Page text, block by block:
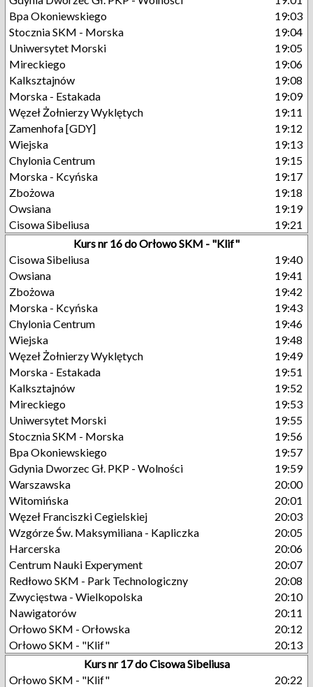
Bpa Okoniewskiego
19:03
Stocznia SKM - Morska
19:04
Uniwersytet Morski
19:05
Mireckiego
19:06
Kalksztajnów
19:08
Morska - Estakada
19:09
Węzeł Żołnierzy Wyklętych
19:11
Zamenhofa [GDY]
19:12
Wiejska
19:13
Chylonia Centrum
19:15
Morska - Kcyńska
19:17
Zbożowa
19:18
Owsiana
19:19
Cisowa Sibeliusa
19:21
Kurs nr 16 do Orłowo SKM - "Klif"
Cisowa Sibeliusa
19:40
Owsiana
19:41
Zbożowa
19:42
Morska - Kcyńska
19:43
Chylonia Centrum
19:46
Wiejska
19:48
Węzeł Żołnierzy Wyklętych
19:49
Morska - Estakada
19:51
Kalksztajnów
19:52
Mireckiego
19:53
Uniwersytet Morski
19:55
Stocznia SKM - Morska
19:56
Bpa Okoniewskiego
19:57
Gdynia Dworzec Gł. PKP - Wolności
19:59
Warszawska
20:00
Witomińska
20:01
Węzeł Franciszki Cegielskiej
20:03
Wzgórze Św. Maksymiliana - Kapliczka
20:05
Harcerska
20:06
Centrum Nauki Experyment
20:07
Redłowo SKM - Park Technologiczny
20:08
Zwycięstwa - Wielkopolska
20:10
Nawigatorów
20:11
Orłowo SKM - Orłowska
20:12
Orłowo SKM - "Klif"
20:13
Kurs nr 17 do Cisowa Sibeliusa
Orłowo SKM - "Klif"
20:22